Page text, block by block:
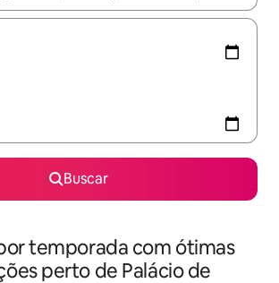
Buscar
temporada com ótimas
perto de Palácio de